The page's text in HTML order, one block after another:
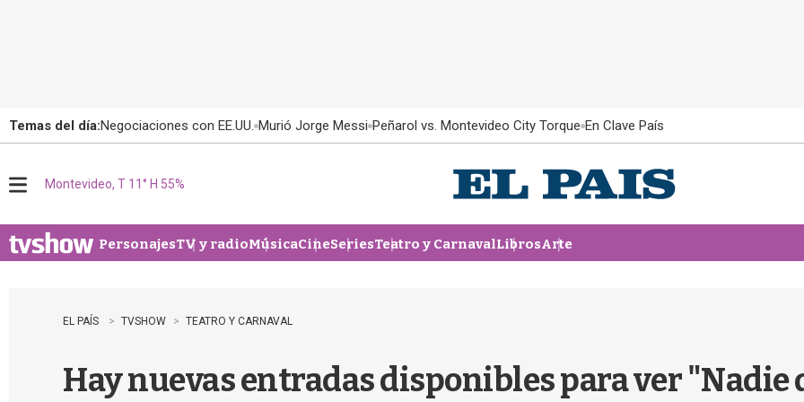
Temas del día:Negociaciones con EE.UU. Murió Jorge Messi Peñarol vs. Montevideo City Torque En Clave País
u
Montevideo, T 11° H 55%
PersonajesTV y radioMúsicaCineSeriesTeatro y CarnavalLibrosArte
EL PAÍS TVSHOW TEATRO Y CARNAVAL
Hay nuevas entradas disponibles para ver "Nadie